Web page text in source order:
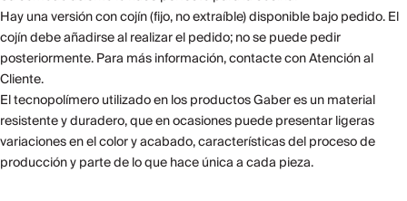
Hay una versión con cojín (fijo, no extraíble) disponible bajo pedido. El
cojín debe añadirse al realizar el pedido; no se puede pedir
posteriormente. Para más información, contacte con Atención al
Cliente.
El tecnopolímero utilizado en los productos Gaber es un material
resistente y duradero, que en ocasiones puede presentar ligeras
variaciones en el color y acabado, características del proceso de
producción y parte de lo que hace única a cada pieza.